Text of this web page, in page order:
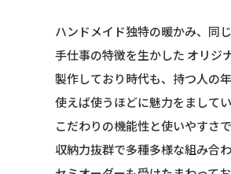
ハンドメイド独特の暖かみ、同
手仕事の特徴を生かした オリジ
製作しており時代も、持つ人の
使えば使うほどに魅力をましてい
こだわりの機能性と使いやすさ
収納力抜群で多種多様な組み合わ